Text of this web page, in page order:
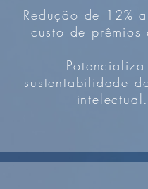
Redução de 12%
custo de prêmios
sustentabilidade
intelectual.